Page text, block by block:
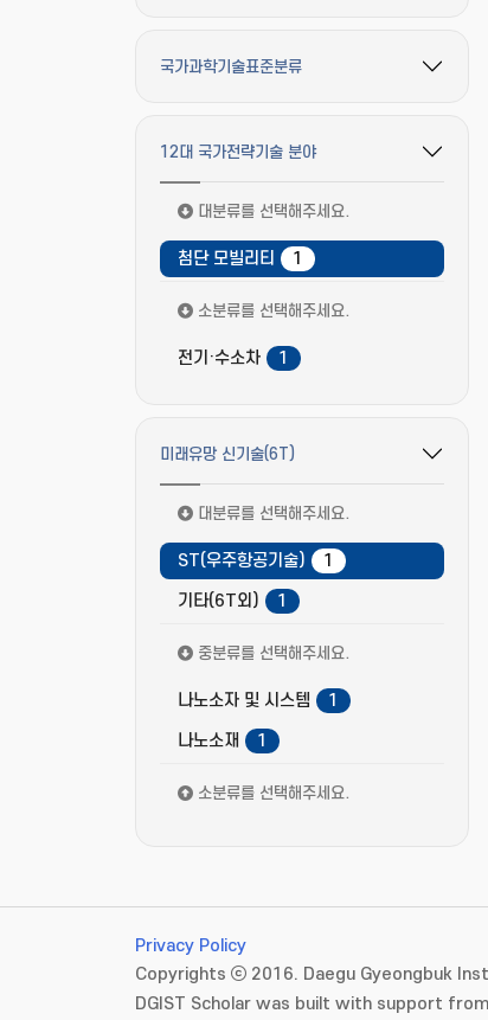
국가과학기술표준분류
필터 옵션 펼치기/접기
12대 국가전략기술 분야
필터 옵션 펼치기/접기
대분류를 선택해주세요.
첨단 모빌리티 1
소분류를 선택해주세요.
전기·수소차 1
미래유망 신기술(6T)
필터 옵션 펼치기/접기
대분류를 선택해주세요.
ST(우주항공기술)
1
기타(6T외)
1
중분류를 선택해주세요.
나노소자 및 시스템
1
나노소재
1
소분류를 선택해주세요.
Privacy Policy
Copyrights ⓒ 2016. Daegu Gyeongbuk
DGIST Scholar was built with support